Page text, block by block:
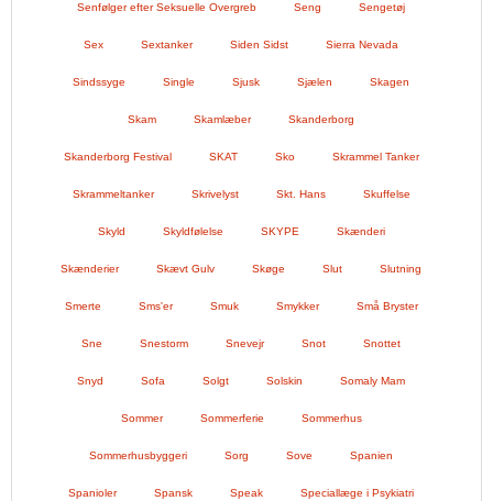
Senfølger efter Seksuelle Overgreb Seng Sengetøj
Sex Sextanker Siden Sidst Sierra Nevada
Sindssyge Single Sjusk Sjælen Skagen
Skam Skamlæber Skanderborg
Skanderborg Festival SKAT Sko Skrammel Tanker
Skrammeltanker Skrivelyst Skt. Hans Skuffelse
Skyld Skyldfølelse SKYPE Skænderi
Skænderier Skævt Gulv Skøge Slut Slutning
Smerte Sms'er Smuk Smykker Små Bryster
Sne Snestorm Snevejr Snot Snottet
Snyd Sofa Solgt Solskin Somaly Mam
Sommer Sommerferie Sommerhus
Sommerhusbyggeri Sorg Sove Spanien
Spanioler Spansk Speak Speciallæge i Psykiatri